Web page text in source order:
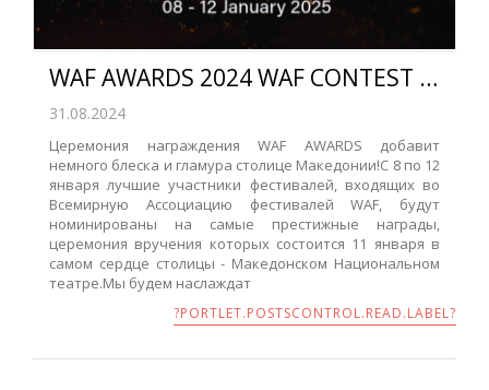
WAF AWARDS 2024 WAF CONTEST 2025 Skopje Macedonia
31.08.2024
Церемония награждения WAF AWARDS добавит
немного блеска и гламура столице Македонии!С 8 по 12
января лучшие участники фестивалей, входящих во
Всемирную Ассоциацию фестивалей WAF, будут
номинированы на самые престижные награды,
церемония вручения которых состоится 11 января в
самом сердце столицы - Македонском Национальном
театре.Мы будем наслаждат
?PORTLET.POSTSCONTROL.READ.LABEL?